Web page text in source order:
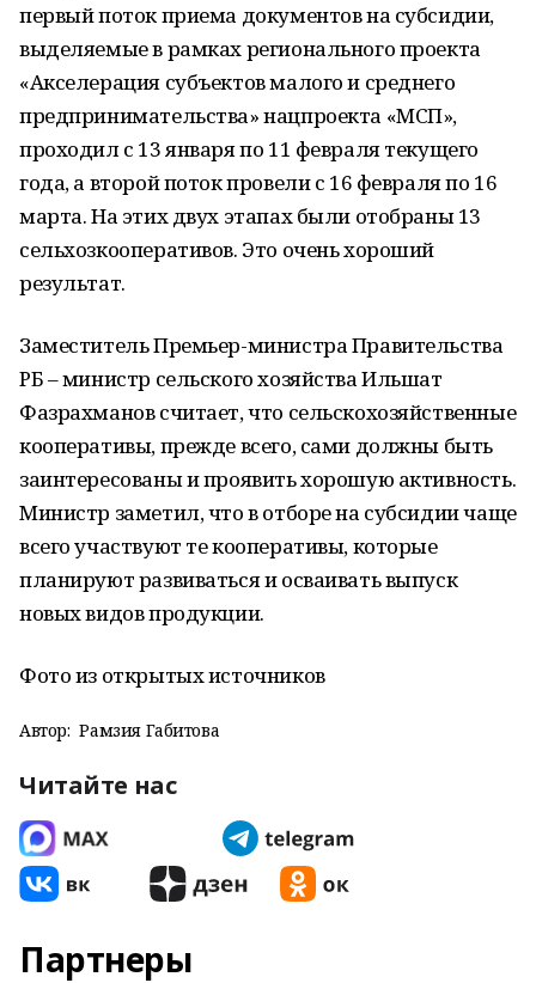
первый поток приема документов на субсидии,
выделяемые в рамках регионального проекта
«Акселерация субъектов малого и среднего
предпринимательства» нацпроекта «МСП»,
проходил с 13 января по 11 февраля текущего
года, а второй поток провели с 16 февраля по 16
марта. На этих двух этапах были отобраны 13
сельхозкооперативов. Это очень хороший
результат.
Заместитель Премьер-министра Правительства
РБ – министр сельского хозяйства Ильшат
Фазрахманов считает, что сельскохозяйственные
кооперативы, прежде всего, сами должны быть
заинтересованы и проявить хорошую активность.
Министр заметил, что в отборе на субсидии чаще
всего участвуют те кооперативы, которые
планируют развиваться и осваивать выпуск
новых видов продукции.
Фото из открытых источников
Автор: Рамзия Габитова
Читайте нас
Партнеры